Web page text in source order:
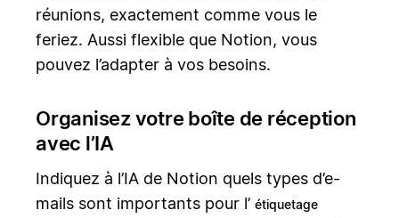
réunions, exactement comme vous le
feriez. Aussi flexible que Notion, vous
pouvez l’adapter à vos besoins.
Organisez votre boîte de réception
avec l’IA
Indiquez à l’IA de Notion quels types d’e-
mails sont importants pour l’ étiquetage